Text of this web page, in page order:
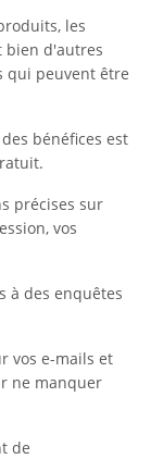
les
bien d'autres
qui peuvent être
bénéfices est
précises sur
vos
à des enquêtes
vos e-mails et
ne manquer
de